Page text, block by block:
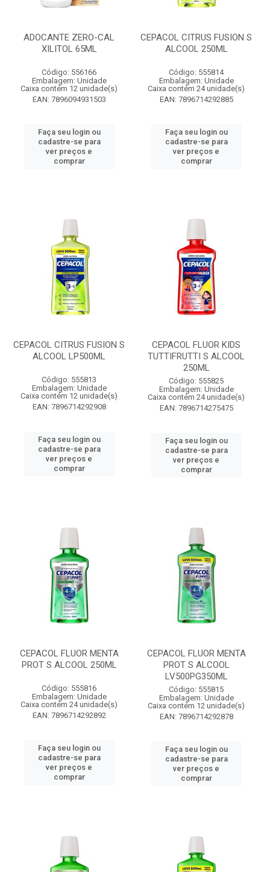
ADOCANTE ZERO-CAL
XILITOL 65ML
Código: 556166
Embalagem: Unidade
Caixa contém 12 unidade(s)
EAN: 7896094931503
Faça seu login ou
cadastre-se para
ver preços e
comprar
CEPACOL CITRUS FUSION S
ALCOOL 250ML
Código: 555814
Embalagem: Unidade
Caixa contém 24 unidade(s)
EAN: 7896714292885
Faça seu login ou
cadastre-se para
ver preços e
comprar
CEPACOL CITRUS FUSION S
ALCOOL LP500ML
Código: 555813
Embalagem: Unidade
Caixa contém 12 unidade(s)
EAN: 7896714292908
Faça seu login ou
cadastre-se para
ver preços e
comprar
CEPACOL FLUOR KIDS
TUTTIFRUTTI S ALCOOL
250ML
Código: 555825
Embalagem: Unidade
Caixa contém 24 unidade(s)
EAN: 7896714275475
Faça seu login ou
cadastre-se para
ver preços e
comprar
CEPACOL FLUOR MENTA
PROT S ALCOOL 250ML
Código: 555816
Embalagem: Unidade
Caixa contém 24 unidade(s)
EAN: 7896714292892
Faça seu login ou
cadastre-se para
ver preços e
comprar
CEPACOL FLUOR MENTA
PROT S ALCOOL
LV500PG350ML
Código: 555815
Embalagem: Unidade
Caixa contém 12 unidade(s)
EAN: 7896714292878
Faça seu login ou
cadastre-se para
ver preços e
comprar